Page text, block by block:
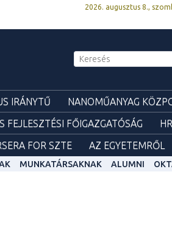
2026. augusztus 8.,
IRÁNYTŰ
NANOMŰANYAG
FEJLESZTÉSI FŐIGAZGATÓSÁG
FOR SZTE AZ EGYETEMRŐL
MUNKATÁRSAKNAK ALUMNI